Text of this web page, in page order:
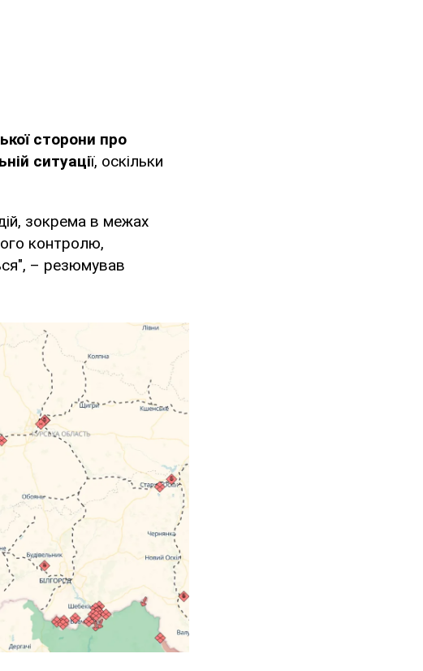
сторони про
ситуації, оскільки
зокрема в межах
контролю,
– резюмував